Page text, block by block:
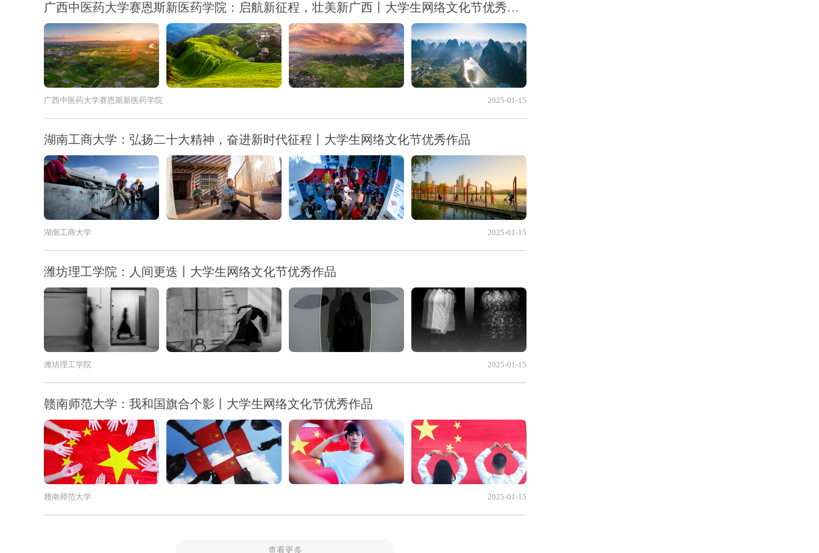
广西中医药大学赛恩斯新医药学院：启航新征程，壮美新广西丨大学生网络文化节优秀作品
广西中医药大学赛恩斯新医药学院 2025-01-15
湖南工商大学：弘扬二十大精神，奋进新时代征程丨大学生网络文化节优秀作品
湖南工商大学 2025-01-15
潍坊理工学院：人间更迭丨大学生网络文化节优秀作品
潍坊理工学院 2025-01-15
赣南师范大学：我和国旗合个影丨大学生网络文化节优秀作品
赣南师范大学 2025-01-15
查看更多